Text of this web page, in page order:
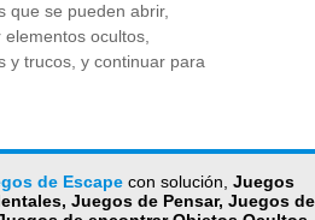
que se pueden abrir,
ocultos,
y trucos, y continuar para
de Escapecon solución, Juegos
Juegos de Pensar, Juegos de